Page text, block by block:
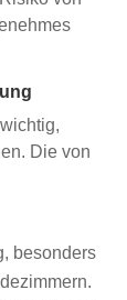
Die von
besonders